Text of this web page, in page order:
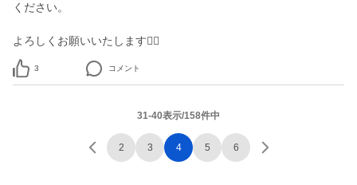
ください。
よろしくお願いいたします🙇‍♀️
3 コメント
31-40表示/158件中
2 3 4 5 6